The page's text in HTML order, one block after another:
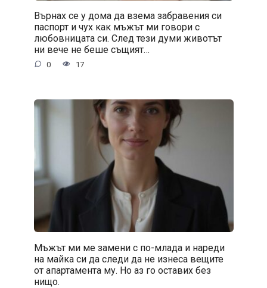
Върнах се у дома да взема забравения си
паспорт и чух как мъжът ми говори с
любовницата си. След тези думи животът
ни вече не беше същият…
0 17
Мъжът ми ме замени с по-млада и нареди
на майка си да следи да не изнеса вещите
от апартамента му. Но аз го оставих без
нищо.